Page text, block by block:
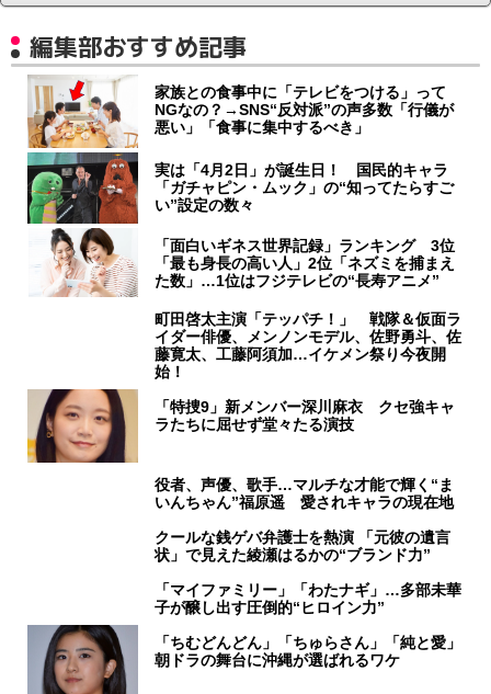
編集部おすすめ記事
家族との食事中に「テレビをつける」って
NGなの？→SNS“反対派”の声多数「行儀が
悪い」「食事に集中するべき」
実は「4月2日」が誕生日！ 国民的キャラ
「ガチャピン・ムック」の“知ってたらすご
い”設定の数々
「面白いギネス世界記録」ランキング 3位
「最も身長の高い人」2位「ネズミを捕まえ
た数」…1位はフジテレビの“長寿アニメ”
町田啓太主演「テッパチ！」 戦隊＆仮面ラ
イダー俳優、メンノンモデル、佐野勇斗、佐
藤寛太、工藤阿須加…イケメン祭り今夜開
始！
「特捜9」新メンバー深川麻衣 クセ強キャ
ラたちに屈せず堂々たる演技
役者、声優、歌手…マルチな才能で輝く“ま
いんちゃん”福原遥 愛されキャラの現在地
クールな銭ゲバ弁護士を熱演 「元彼の遺言
状」で見えた綾瀬はるかの“ブランド力”
「マイファミリー」「わたナギ」…多部未華
子が醸し出す圧倒的“ヒロイン力”
「ちむどんどん」「ちゅらさん」「純と愛」
朝ドラの舞台に沖縄が選ばれるワケ